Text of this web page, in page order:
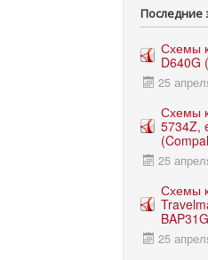
Последние
Схемы
D640G
25
Схемы
5734Z,
25
Схемы
25